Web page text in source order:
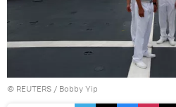
© REUTERS / Bobby Yip